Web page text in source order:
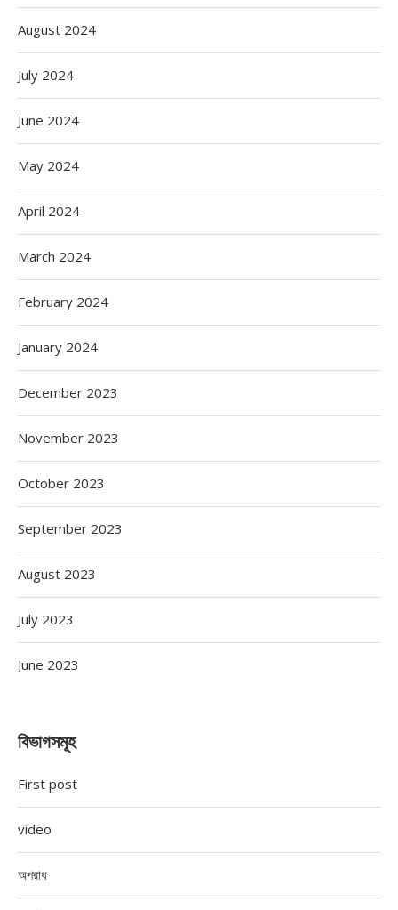
August 2024
July 2024
June 2024
May 2024
April 2024
March 2024
February 2024
January 2024
December 2023
November 2023
October 2023
September 2023
August 2023
July 2023
June 2023
বিভাগসমূহ
First post
video
অপরাধ